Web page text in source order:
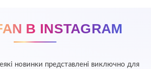
В INSTAGRAM
новинки представлені виключно для